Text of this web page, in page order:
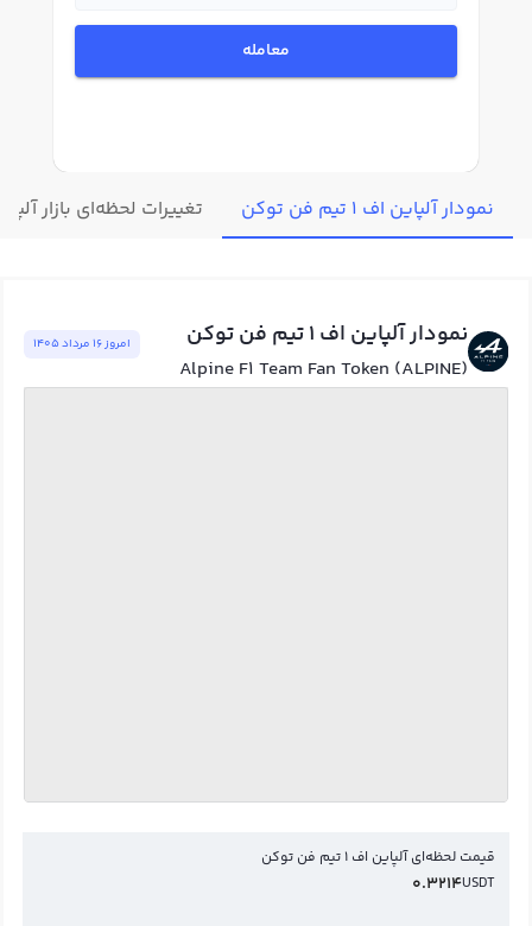
معامله
نمودار آلپاین اف 1 تیم فن توکن تغییرات لحظه‌ای بازار آلپاین اف 1
نمودار آلپاین اف 1 تیم فن توکن
Alpine F1 Team Fan Token (ALPINE)
امروز ١٦ مرداد ١٤٠٥
قیمت لحظه‌ای آلپاین اف 1 تیم فن توکن
USDT
0.3214